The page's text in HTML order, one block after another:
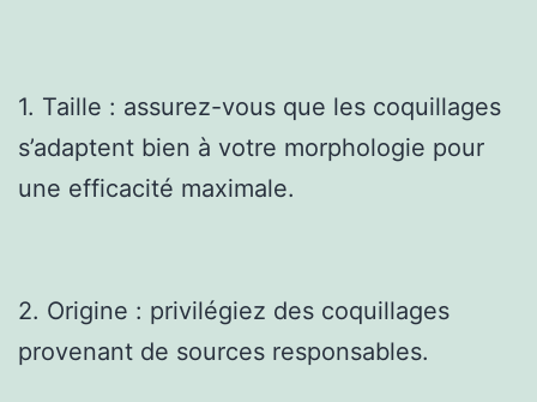
1. Taille : assurez-vous que les coquillages
s’adaptent bien à votre morphologie pour
une efficacité maximale.
2. Origine : privilégiez des coquillages
provenant de sources responsables.